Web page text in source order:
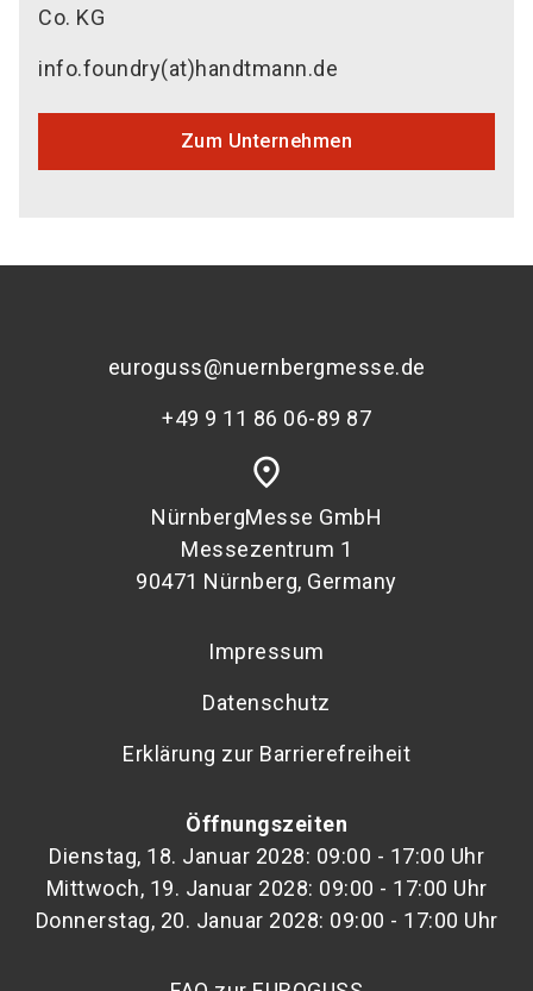
Co. KG
info.foundry(at)handtmann.de
Zum Unternehmen
euroguss@nuernbergmesse.de
+49 9 11 86 06-89 87
place
NürnbergMesse GmbH
Messezentrum 1
90471 Nürnberg, Germany
Impressum
Datenschutz
Erklärung zur Barrierefreiheit
Öffnungszeiten
Dienstag, 18. Januar 2028: 09:00 - 17:00 Uhr
Mittwoch, 19. Januar 2028: 09:00 - 17:00 Uhr
Donnerstag, 20. Januar 2028: 09:00 - 17:00 Uhr